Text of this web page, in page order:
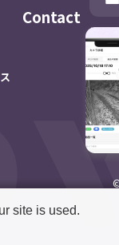
Contact
(⁨⁩株)ア
グスの
site is used.